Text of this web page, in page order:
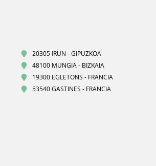
20305 IRUN - GIPUZKOA
48100 MUNGIA - BIZKAIA
19300 EGLETONS - FRANCIA
53540 GASTINES - FRANCIA